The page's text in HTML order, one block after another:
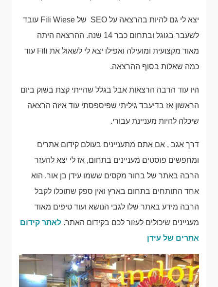
יצא לי גם להיות בהרצאה על SEO של Fili Wiese עובד
לשעבר בגוגל ובתחום כבר 14 שנה. ההרצאה היתה
מאוד מקצועית ומועילה ואפילו יצא לי לשאול את Fili עוד
כמה שאלות בסוף ההרצאה.
היו עוד הרבה הרצאות אבל בגלל שהייתי קצת בשוק ביום
הראשון אז בדיעבד גיליתי שפיספסתי עוד איזה הרצאה
שיכלה להיות מעניינת עבורי.
דרך אגב , אם אתם מתעניינים בעולם קידום אתרים
ומחפשים פוסטים מעניינים בתחום, אז לי יצא להעזר
הרבה באתר של בחור מקסים ששמו עידן בן אור. הוא
אחד התותחים בתחום בארץ ואין ספק שתוכלו לקבל
הרבה מידע באתר שלו לגבי הנושא ועוד טיפים מאוד
מעניינים שיכולים לעזור לכם בקידום האתר. לאתר קידום
אתרים של עידן